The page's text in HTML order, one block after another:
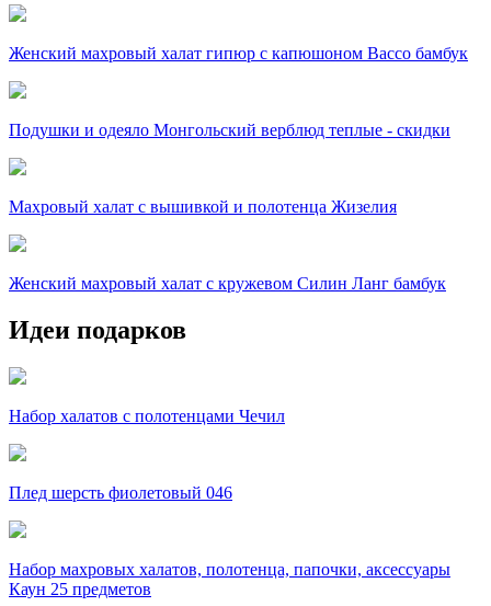
Женский махровый халат гипюр c капюшоном Вассо бамбук
Подушки и одеяло Монгольский верблюд теплые - скидки
Махровый халат с вышивкой и полотенца Жизелия
Женский махровый халат с кружевом Силин Ланг бамбук
Идеи подарков
Набор халатов с полотенцами Чечил
Плед шерсть фиолетовый 046
Набор махровых халатов, полотенца, папочки, аксессуары
Каун 25 предметов